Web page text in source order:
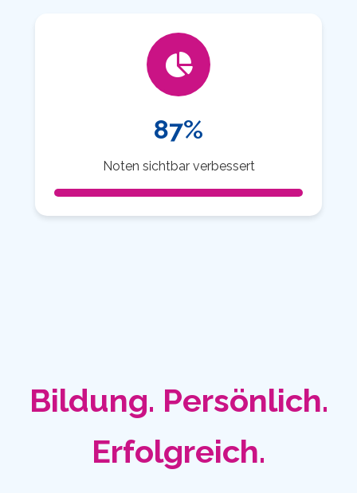
87%
Noten sichtbar verbessert
Bildung. Persönlich.
Erfolgreich.